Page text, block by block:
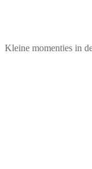
Kleine momentjes in